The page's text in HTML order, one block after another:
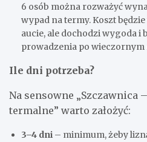
6 osób można rozważyć
wypad na termy. Koszt
aucie, ale dochodzi wygoda i
prowadzenia po wieczornym
Ile dni potrzeba?
Na sensowne „Szczawnica
termalne” warto założyć:
3–4 dni – minimum, żeby